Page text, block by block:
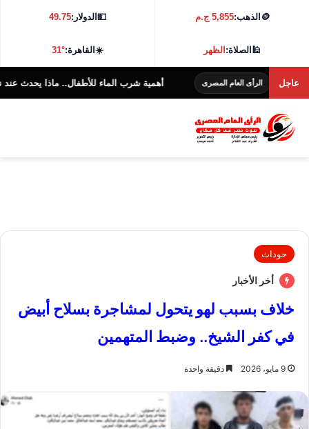
🪙 الذهب:5,855 ج.م 💵الدولار:49.75
🕌الصلاة:الظهر ☀️القاهرة:31°
عاجل
الرأى العام المصرى أهمية شرب الماء للأطفال.. ماذا يحدث عند نقص
حوداث
أخر الأخبار
خلاف بسبب لهو يتحول لمشاجرة بسلاح أبيض
في كفر الشيخ.. وضبط المتهمين
9 مايو، 2026 دقيقة واحدة